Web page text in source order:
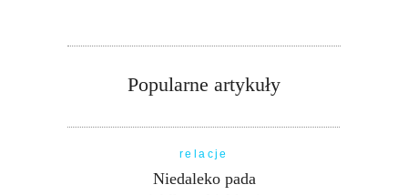
Popularne artykuły
relacje
Niedaleko pada